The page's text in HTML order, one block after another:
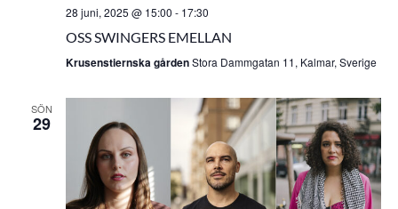
28 juni, 2025 @ 15:00 - 17:30
OSS SWINGERS EMELLAN
Krusenstiernska gårdenStora Dammgatan 11, Kalmar, Sverige
SÖN
29